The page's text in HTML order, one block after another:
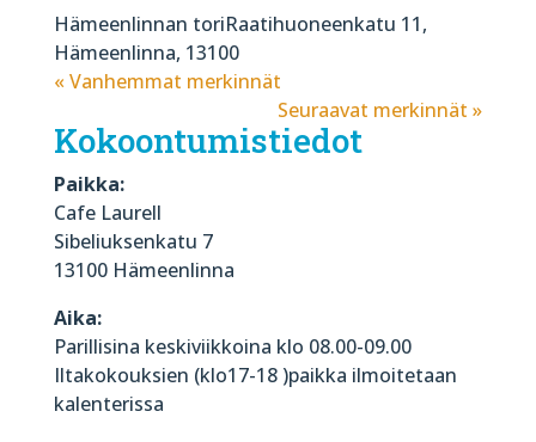
Hämeenlinnan toriRaatihuoneenkatu 11,
Hämeenlinna, 13100
« Vanhemmat merkinnät
Seuraavat merkinnät »
Kokoontumistiedot
Paikka:
Cafe Laurell
Sibeliuksenkatu 7
13100 Hämeenlinna
Aika:
Parillisina keskiviikkoina klo 08.00-09.00
Iltakokouksien (klo17-18 )paikka ilmoitetaan
kalenterissa